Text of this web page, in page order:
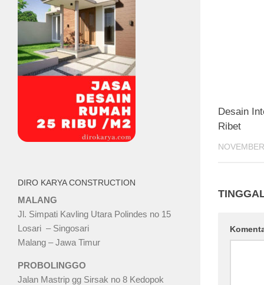
Desain
Ribet
DIRO KARYA CONSTRUCTION
MALANG
Jl. Simpati Kavling Utara Polindes no 15
Losari – Singosari
Malang – Jawa Timur
PROBOLINGGO
Jalan Mastrip gg Sirsak no 8 Kedopok